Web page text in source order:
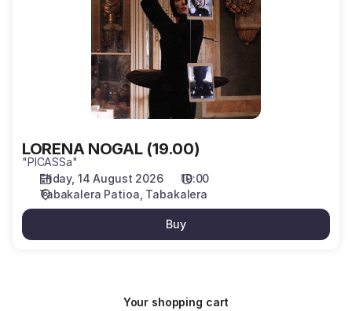
LORENA NOGAL (19.00)
"PICASSa"
Friday, 14 August 2026
19:00
Tabakalera Patioa Tabakalera
Buy
Your shopping cart